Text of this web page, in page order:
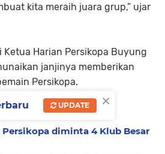
kita meraih juara grup,” ujar
Harian Persikopa Buyung
janjinya memberikan
Persikopa.
diminta 4 Klub Besar
×
UPDATE